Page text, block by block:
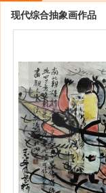
现代综合抽象画作品